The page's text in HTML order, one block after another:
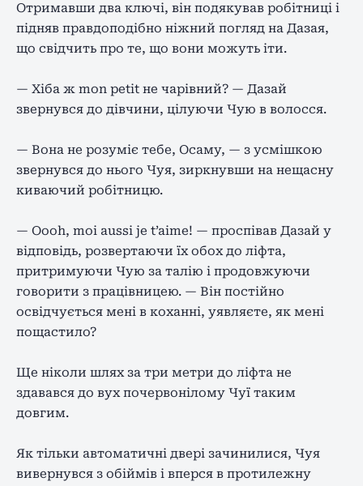
Отримавши два ключі, він подякував робітниці і
підняв правдоподібно ніжний погляд на Дазая,
що свідчить про те, що вони можуть іти.
— Хіба ж mon petit не чарівний? — Дазай
звернувся до дівчини, цілуючи Чую в волосся.
— Вона не розуміє тебе, Осаму, — з усмішкою
звернувся до нього Чуя, зиркнувши на нещасну
киваючий робітницю.
— Оооh, moi aussi je t’aime! — проспівав Дазай у
відповідь, розвертаючи їх обох до ліфта,
притримуючи Чую за талію і продовжуючи
говорити з працівницею. — Він постійно
освідчується мені в коханні, уявляєте, як мені
пощастило?
Ще ніколи шлях за три метри до ліфта не
здавався до вух почервонілому Чуї таким
довгим.
Як тільки автоматичні двері зачинилися, Чуя
вивернувся з обіймів і вперся в протилежну